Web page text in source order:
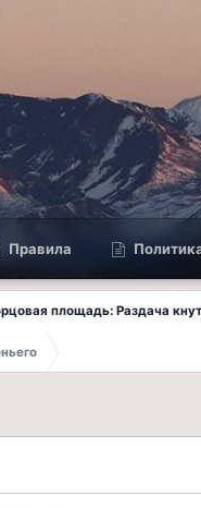
Правила
площадь: Раздача